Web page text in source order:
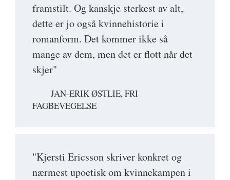
framstilt. Og kanskje sterkest av alt,
dette er jo også kvinnehistorie i
romanform. Det kommer ikke så
mange av dem, men det er flott når det
skjer"
JAN-ERIK ØSTLIE, FRI
FAGBEVEGELSE
"Kjersti Ericsson skriver konkret og
nærmest upoetisk om kvinnekampen i